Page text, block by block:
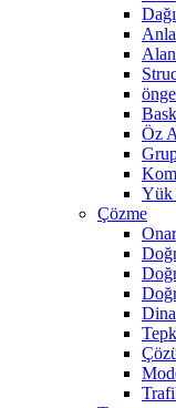
Öz
Yük
Çözme